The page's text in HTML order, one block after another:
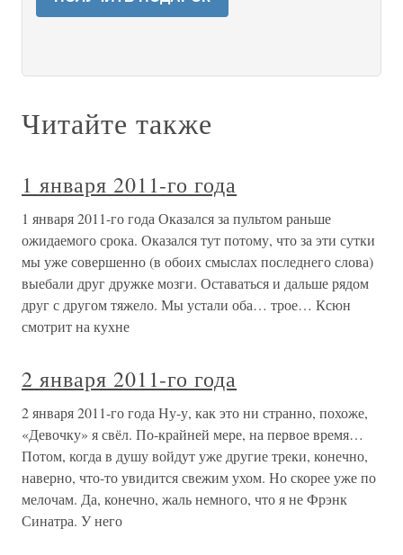
Читайте также
1 января 2011-го года
1 января 2011-го года Оказался за пультом раньше
ожидаемого срока. Оказался тут потому, что за эти сутки
мы уже совершенно (в обоих смыслах последнего слова)
выебали друг дружке мозги. Оставаться и дальше рядом
друг с другом тяжело. Мы устали оба… трое… Ксюн
смотрит на кухне
2 января 2011-го года
2 января 2011-го года Ну-у, как это ни странно, похоже,
«Девочку» я свёл. По-крайней мере, на первое время…
Потом, когда в душу войдут уже другие треки, конечно,
наверно, что-то увидится свежим ухом. Но скорее уже по
мелочам. Да, конечно, жаль немного, что я не Фрэнк
Синатра. У него